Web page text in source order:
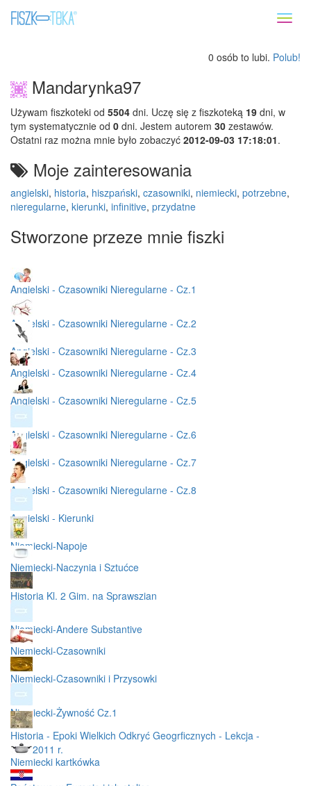
0 osób to lubi. Polub!
Mandarynka97
Używam fiszkoteki od 5504 dni. Uczę się z fiszkoteką 19 dni, w
tym systematycznie od 0 dni. Jestem autorem 30 zestawów.
Ostatni raz można mnie było zobaczyć 2012-09-03 17:18:01.
Moje zainteresowania
angielski, historia, hiszpański, czasowniki, niemiecki, potrzebne,
nieregularne, kierunki, infinitive, przydatne
Stworzone przeze mnie fiszki
Angielski - Czasowniki Nieregularne - Cz.1
Angielski - Czasowniki Nieregularne - Cz.2
Angielski - Czasowniki Nieregularne - Cz.3
Angielski - Czasowniki Nieregularne - Cz.4
Angielski - Czasowniki Nieregularne - Cz.5
Angielski - Czasowniki Nieregularne - Cz.6
Angielski - Czasowniki Nieregularne - Cz.7
Angielski - Czasowniki Nieregularne - Cz.8
Angielski - Kierunki
Niemiecki-Napoje
Niemiecki-Naczynia i Sztućce
Historia Kl. 2 Gim. na Sprawszian
Niemiecki-Andere Substantive
Niemiecki-Czasowniki
Niemiecki-Czasowniki i Przysowki
Niemiecki-Żywność Cz.1
Historia - Epoki Wielkich Odkryć Geogrficznych - Lekcja -
9.12.2011 r.
Niemiecki kartkówka